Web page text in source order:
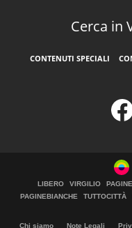
Cerca in
CONTENUTI SPECIALI
LIBERO VIRGILIO
PAGINEBIANCHE
TUTTOCITTÀ
Chi siamo Note Legali